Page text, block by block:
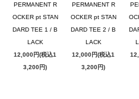
PERMANENT R
OCKER pt STAN
DARD TEE 1 / B
LACK
12,000円(税込1
3,200円)
PERMANENT R
OCKER pt STAN
DARD TEE 2 / B
LACK
12,000円(税込1
3,200円)